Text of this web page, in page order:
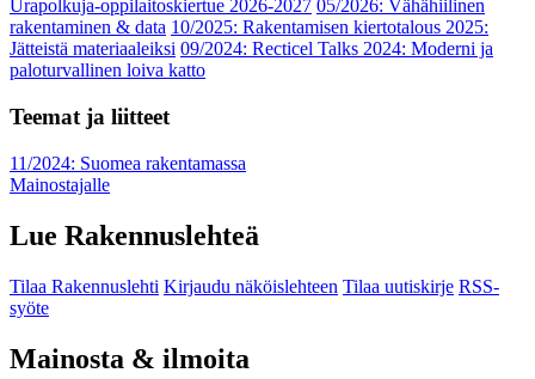
Urapolkuja-oppilaitoskiertue 2026-2027 05/2026: Vähähiilinen
rakentaminen & data 10/2025: Rakentamisen kiertotalous 2025:
Jätteistä materiaaleiksi 09/2024: Recticel Talks 2024: Moderni ja
paloturvallinen loiva katto
Teemat ja liitteet
11/2024: Suomea rakentamassa
Mainostajalle
Lue Rakennuslehteä
Tilaa Rakennuslehti Kirjaudu näköislehteen Tilaa uutiskirje RSS-
syöte
Mainosta & ilmoita